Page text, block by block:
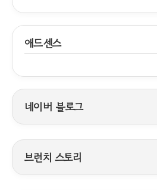
애드센스
네이버 블로그
브런치 스토리